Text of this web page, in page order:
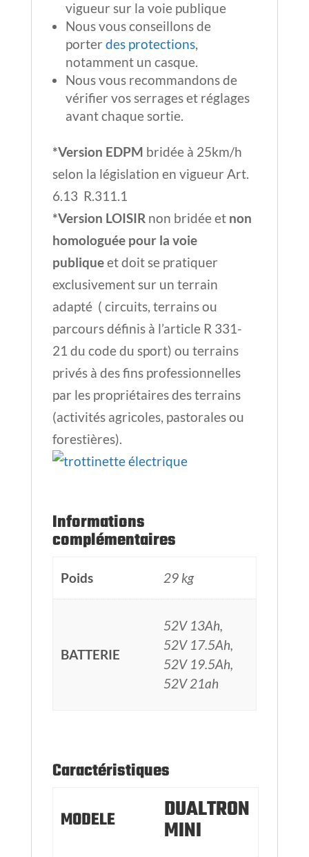
vigueur sur la voie publique
Nous vous conseillons de
porter des protections,
notamment un casque.
Nous vous recommandons de
vérifier vos serrages et réglages
avant chaque sortie.
*Version EDPM bridée à 25km/h
selon la législation en vigueur Art.
6.13 R.311.1
*Version LOISIRnon bridée et non
homologuée pour la voie
publiqueet doit se pratiquer
exclusivement sur un terrain
adapté ( circuits, terrains ou
parcours définis à l’article R 331-
21 du code du sport) ou terrains
privés à des fins professionnelles
par les propriétaires des terrains
(activités agricoles, pastorales ou
forestières).
Informations
complémentaires
Poids 29 kg
BATTERIE
52V 13Ah,
52V 17.5Ah,
52V 19.5Ah,
52V 21ah
Caractéristiques
MODELE
DUALTRON
MINI